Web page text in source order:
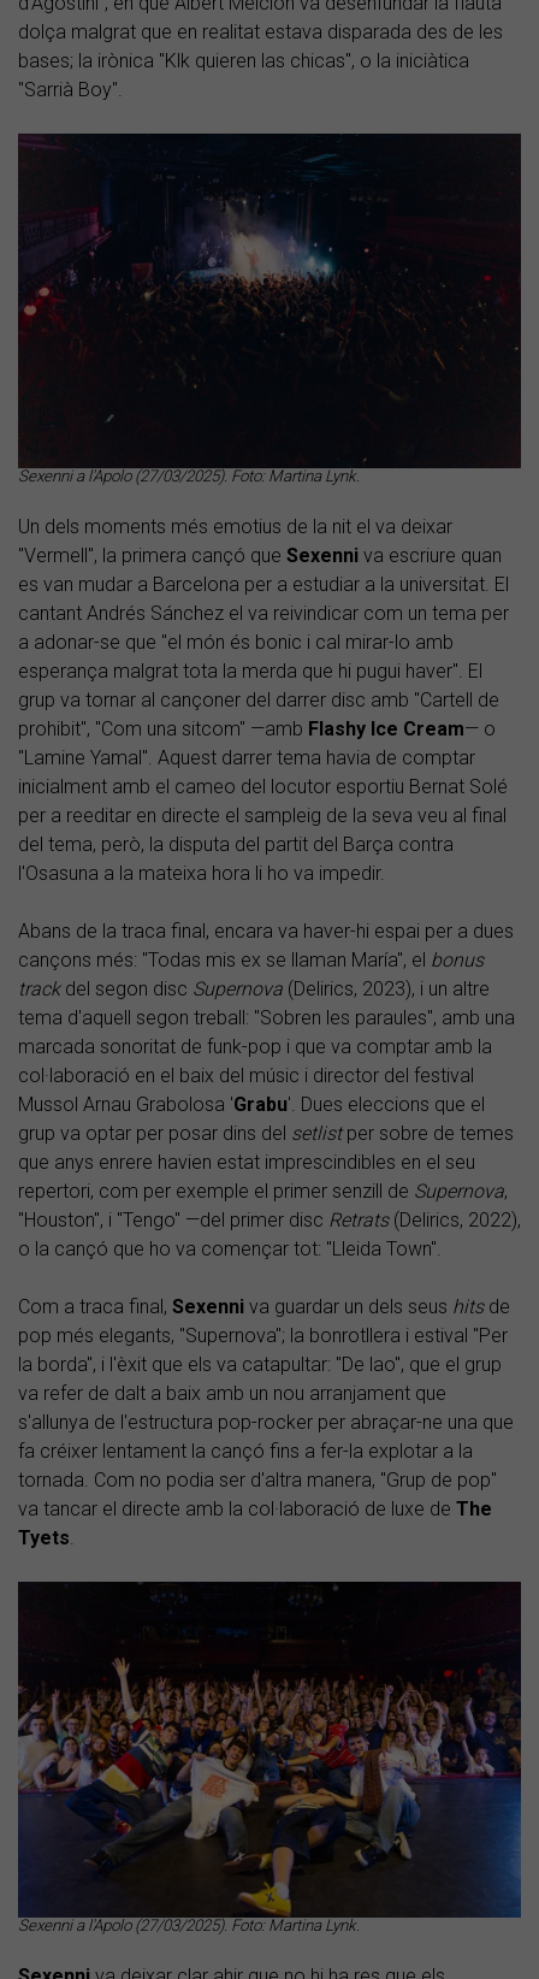
dolça malgrat que en realitat estava disparada des de les
bases; la irònica "Klk quieren las chicas", o la iniciàtica
"Sarrià Boy".
Sexenni a l'Apolo (27/03/2025). Foto: Martina Lynk.
Un dels moments més emotius de la nit el va deixar
"Vermell", la primera cançó que Sexenni va escriure quan
es van mudar a Barcelona per a estudiar a la universitat. El
cantant Andrés Sánchez el va reivindicar com un tema per
a adonar-se que "el món és bonic i cal mirar-lo amb
esperança malgrat tota la merda que hi pugui haver". El
grup va tornar al cançoner del darrer disc amb "Cartell de
prohibit", "Com una sitcom" —amb Flashy Ice Cream— o
"Lamine Yamal". Aquest darrer tema havia de comptar
inicialment amb el cameo del locutor esportiu Bernat Solé
per a reeditar en directe el sampleig de la seva veu al final
del tema, però, la disputa del partit del Barça contra
l'Osasuna a la mateixa hora li ho va impedir.
Abans de la traca final, encara va haver-hi espai per a dues
cançons més: "Todas mis ex se llaman María", el bonus
trackdel segon disc Supernova (Delirics, 2023), i un altre
tema d'aquell segon treball: "Sobren les paraules", amb una
marcada sonoritat de funk-pop i que va comptar amb la
col·laboració en el baix del músic i director del festival
Mussol Arnau Grabolosa 'Grabu'. Dues eleccions que el
grup va optar per posar dins del setlistper sobre de temes
que anys enrere havien estat imprescindibles en el seu
repertori, com per exemple el primer senzill de Supernova,
"Houston", i "Tengo" —del primer disc Retrats (Delirics, 2022),
o la cançó que ho va començar tot: "Lleida Town".
Com a traca final, Sexenni va guardar un dels seus hitsde
pop més elegants, "Supernova"; la bonrotllera i estival "Per
la borda", i l'èxit que els va catapultar: "De lao", que el grup
va refer de dalt a baix amb un nou arranjament que
s'allunya de l'estructura pop-rocker per abraçar-ne una que
fa créixer lentament la cançó fins a fer-la explotar a la
tornada. Com no podia ser d'altra manera, "Grup de pop"
va tancar el directe amb la col·laboració de luxe de The
Tyets.
Sexenni a l'Apolo (27/03/2025). Foto: Martina Lynk.